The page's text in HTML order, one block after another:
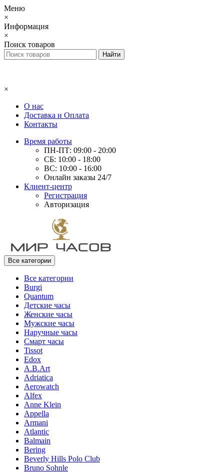
Меню
×
Информация
×
Поиск товаров
×
О нас
Доставка и Оплата
Контакты
Время работы
ПН-ПТ: 09:00 - 20:00
СБ: 10:00 - 18:00
ВС: 10:00 - 16:00
Онлайн заказы 24/7
Клиент-центр
Регистрация
Авторизация
Все категории
Все категории
Burgi
Quantum
Детские часы
Женские часы
Мужские часы
Наручные часы
Смарт часы
Tissot
Edox
A.B.Art
Adriatica
Aerowatch
Alfex
Anne Klein
Appella
Armani
Atlantic
Balmain
Bering
Beverly Hills Polo Club
Bruno Sohnle